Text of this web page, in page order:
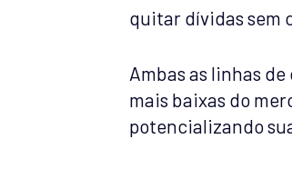
quitar dívidas sem
Ambas as linhas
mais baixas do
potencializando